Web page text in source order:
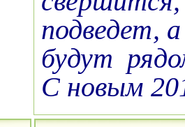
подведет, а
будут
С новым